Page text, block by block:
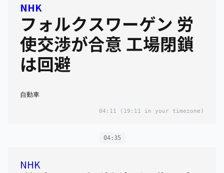
NHK
フォルクスワーゲン 労
使交渉が合意 工場閉鎖
は回避
自動車
04:11 (19:11 in your timezone)
04:35
NHK